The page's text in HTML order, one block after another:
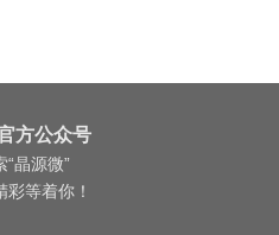
方公众号
“晶源微”
彩等着你！